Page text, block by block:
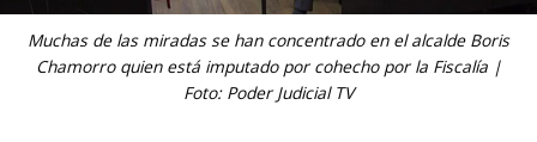
Muchas de las miradas se han concentrado en el alcalde Boris
Chamorro quien está imputado por cohecho por la Fiscalía |
Foto: Poder Judicial TV